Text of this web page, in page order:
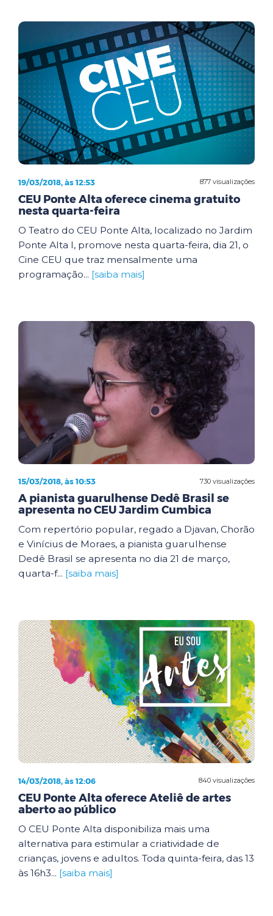
877 visualizações
19/03/2018, às 12:53
CEU Ponte Alta oferece cinema gratuito
nesta quarta-feira
O Teatro do CEU Ponte Alta, localizado no Jardim
Ponte Alta I, promove nesta quarta-feira, dia 21, o
Cine CEU que traz mensalmente uma
programação... [saiba mais]
730 visualizações
15/03/2018, às 10:53
A pianista guarulhense Dedê Brasil se
apresenta no CEU Jardim Cumbica
Com repertório popular, regado a Djavan, Chorão
e Vinícius de Moraes, a pianista guarulhense
Dedê Brasil se apresenta no dia 21 de março,
quarta-f... [saiba mais]
840 visualizações
14/03/2018, às 12:06
CEU Ponte Alta oferece Ateliê de artes
aberto ao público
O CEU Ponte Alta disponibiliza mais uma
alternativa para estimular a criatividade de
crianças, jovens e adultos. Toda quinta-feira, das 13
às 16h3... [saiba mais]